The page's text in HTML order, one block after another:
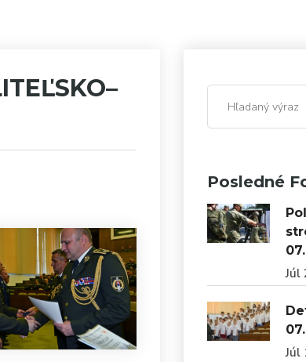
Posledné
Júl
Júl